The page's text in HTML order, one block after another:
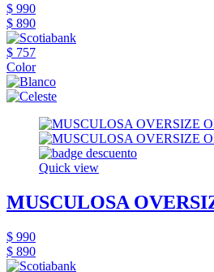
$ 990
$ 890
$ 757
Color
Quick view
MUSCULOSA
$ 990
$ 890